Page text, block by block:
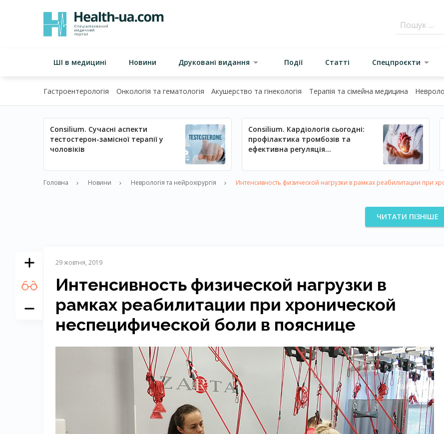
ШІ в медицині Новини Друковані видання Події Статті Спецпроєкти
Гастроентерологія Онкологія та гематологія Акушерство та гінекологія Терапія та сімейна медицина
Consilium. Сучасні аспекти
тестостерон-замісної терапії у
чоловіків
Consilium. Кардіологія сьогодні:
профілактика тромбозів та
ефективна регуляція
Головна Новини Неврологія та нейрохірургія Интенсивность физической нагрузки в рамках реабилитации при
ЧИТАТИ ПІЗНІШЕ
29 жовтня, 2019
Интенсивность физической нагрузки в
рамках реабилитации при хронической
неспецифической боли в пояснице